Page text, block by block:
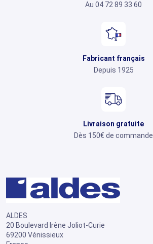
Au 04 72 89 33 60
Fabricant français
Depuis 1925
Livraison gratuite
Dès 150€ de commande
ALDES
20 Boulevard Irène Joliot-Curie
69200 Vénissieux